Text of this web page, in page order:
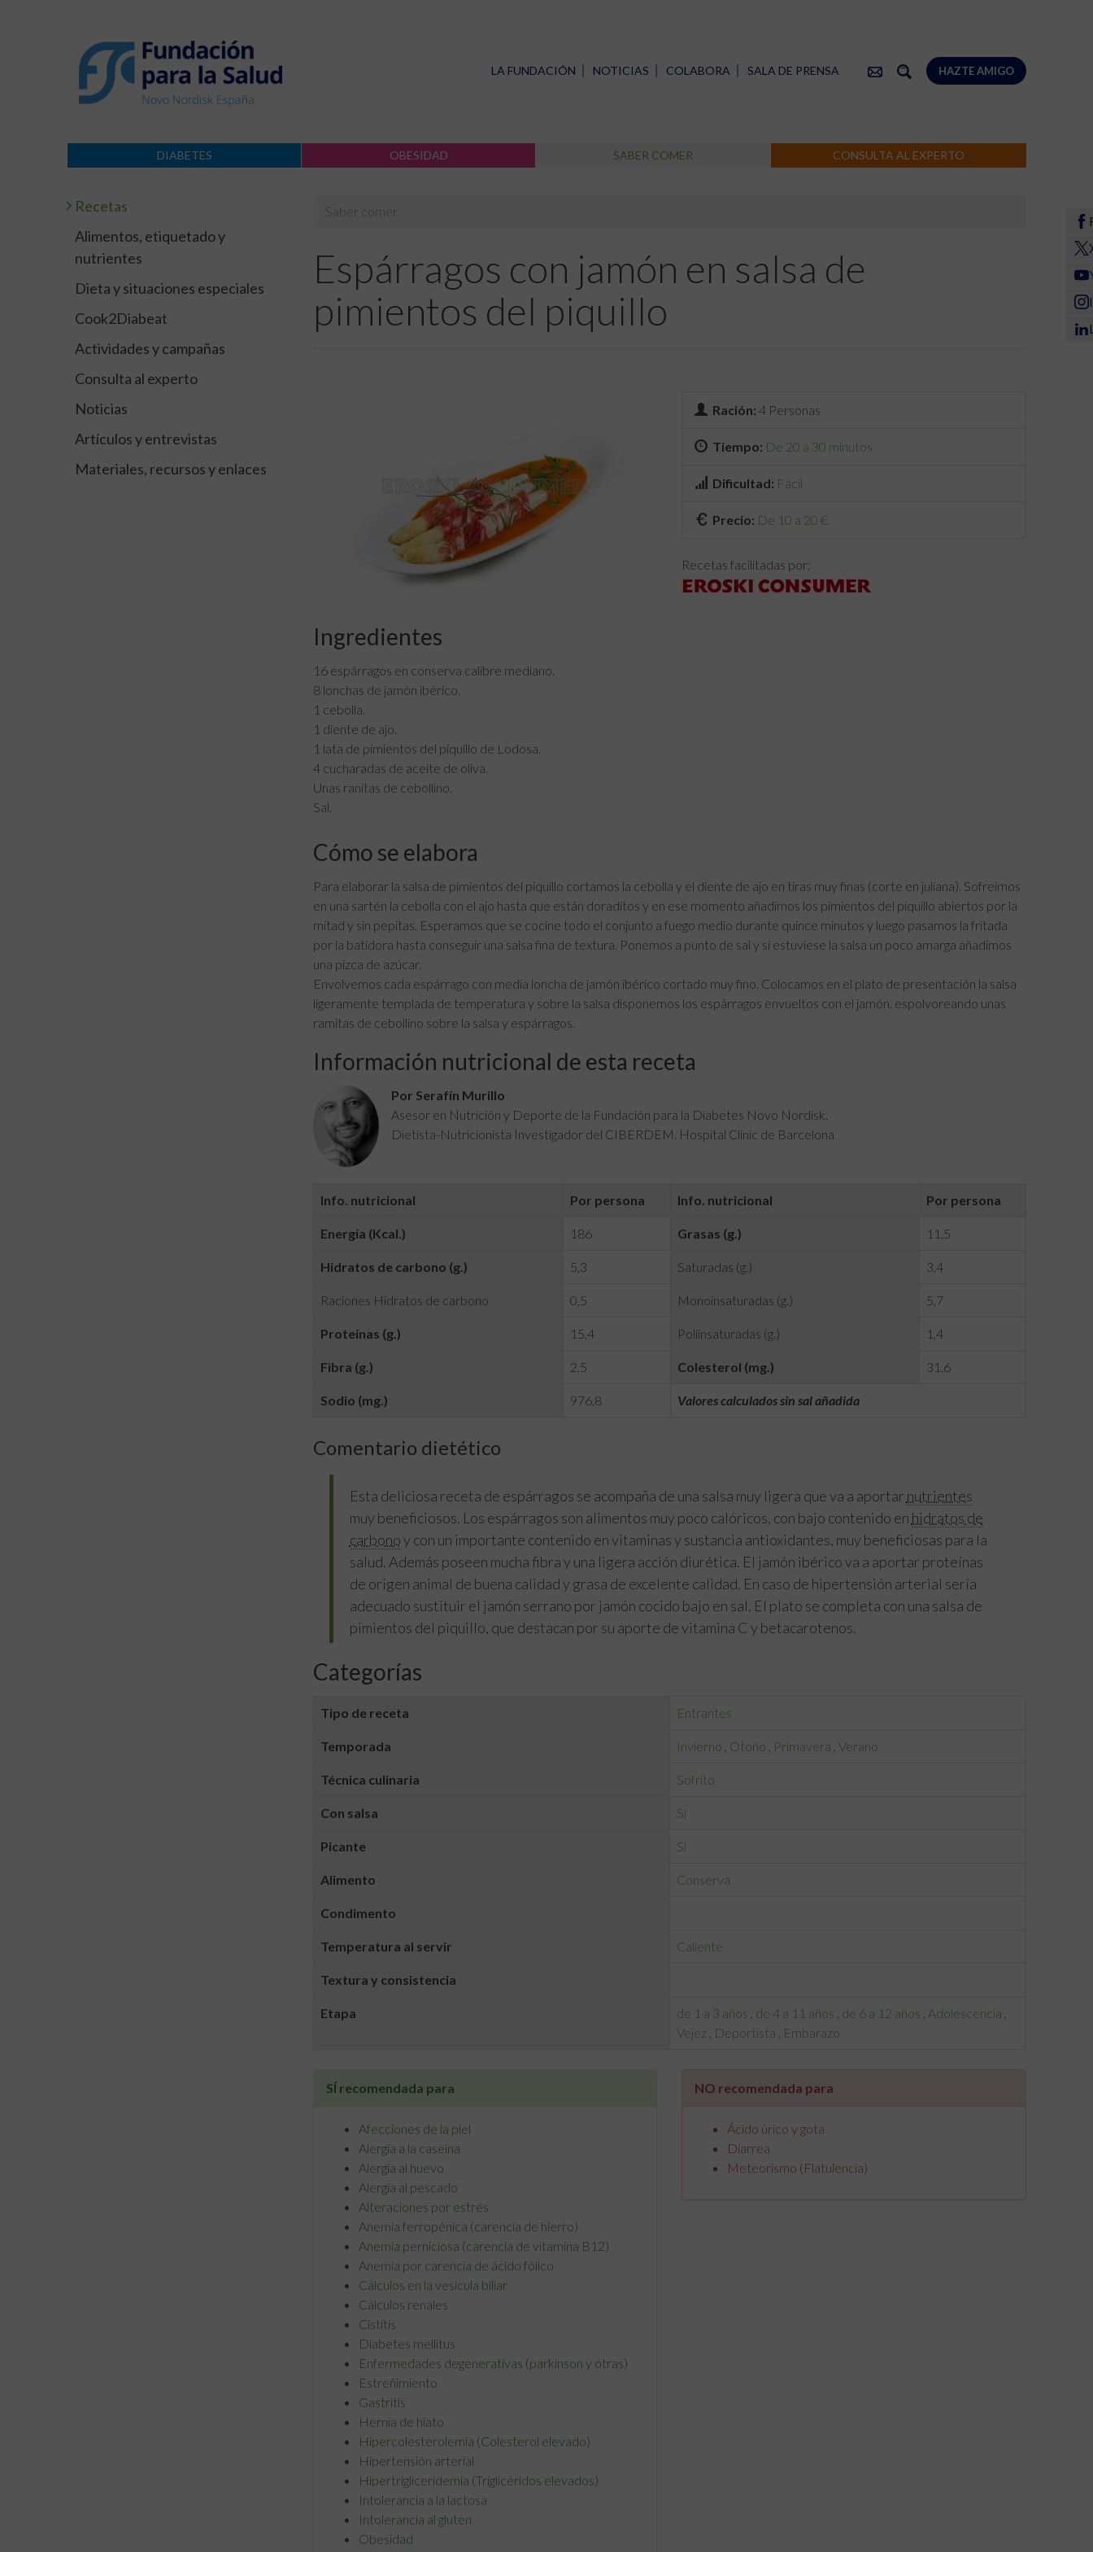
HAZTE AMIGO
LA FUNDACIÓN NOTICIAS COLABORA SALA DE PRENSA
DIABETES OBESIDAD SABER COMER CONSULTA AL EXPERTO
Recetas
Alimentos, etiquetado y
nutrientes
Dieta y situaciones especiales
Cook2Diabeat
Actividades y campañas
Consulta al experto
Noticias
Artículos y entrevistas
Materiales, recursos y enlaces
Saber comer
Espárragos con jamón en salsa de
pimientos del piquillo
Ingredientes
16 espárragos en conserva calibre mediano.
8 lonchas de jamón ibérico.
1 cebolla.
1 diente de ajo.
1 lata de pimientos del piquillo de Lodosa.
4 cucharadas de aceite de oliva.
Unas ranitas de cebollino.
Sal.
Ración:4 Personas
Tiempo: De 20 a 30 minutos
Dificultad: Fácil
Precio: De 10 a 20 €
Recetas facilitadas por:
Cómo se elabora
Para elaborar la salsa de pimientos del piquillo cortamos la cebolla y el diente de ajo en tiras muy finas (corte en juliana). Sofreímos
en una sartén la cebolla con el ajo hasta que están doraditos y en ese momento añadimos los pimientos del piquillo abiertos por la
mitad y sin pepitas. Esperamos que se cocine todo el conjunto a fuego medio durante quince minutos y luego pasamos la fritada
por la batidora hasta conseguir una salsa fina de textura. Ponemos a punto de sal y si estuviese la salsa un poco amarga añadimos
una pizca de azúcar.
Envolvemos cada espárrago con media loncha de jamón ibérico cortado muy fino. Colocamos en el plato de presentación la salsa
ligeramente templada de temperatura y sobre la salsa disponemos los espárragos envueltos con el jamón, espolvoreando unas
ramitas de cebollino sobre la salsa y espárragos.
Información nutricional de esta receta
Por Serafín Murillo
Asesor en Nutrición y Deporte de la Fundación para la Diabetes Novo Nordisk.
Dietista-Nutricionista Investigador del CIBERDEM. Hospital Clínic de Barcelona
Info. nutricional Por persona Info. nutricional Por persona
Energía (Kcal.) 186 Grasas (g.) 11,5
Hidratos de carbono (g.) 5,3 Saturadas (g.) 3,4
Raciones Hidratos de carbono 0,5 Monoinsaturadas (g.) 5,7
Proteínas (g.) 15,4 Poliinsaturadas (g.) 1,4
Fibra (g.) 2,5 Colesterol (mg.) 31,6
Sodio (mg.) 976,8 Valores calculados sin sal añadida
Comentario dietético
Esta deliciosa receta de espárragos se acompaña de una salsa muy ligera que va a aportar nutrientes
muy beneficiosos. Los espárragos son alimentos muy poco calóricos, con bajo contenido en hidratos de
carbonoy con un importante contenido en vitaminas y sustancia antioxidantes, muy beneficiosas para la
salud. Además poseen mucha fibra y una ligera acción diurética. El jamón ibérico va a aportar proteínas
de origen animal de buena calidad y grasa de excelente calidad. En caso de hipertensión arterial sería
adecuado sustituir el jamón serrano por jamón cocido bajo en sal. El plato se completa con una salsa de
pimientos del piquillo, que destacan por su aporte de vitamina C y betacarotenos.
Categorías
Tipo de receta Entrantes
Temporada Invierno Otoño Primavera Verano
Técnica culinaria Sofrito
Con salsa Sí
Picante Sí
Alimento Conserva
Condimento
Temperatura al servir Caliente
Textura y consistencia
Etapa de 1 a 3 años de 4 a 11 años de 6 a 12 años Adolescencia
Vejez, Deportista Embarazo
SÍ recomendada para
Afecciones de la piel
Alergia a la caseína
Alergia al huevo
Alergia al pescado
Alteraciones por estrés
Anemia ferropénica (carencia de hierro)
Anemia perniciosa (carencia de vitamina B12)
Anemia por carencia de ácido fólico
Cálculos en la vesícula biliar
Cálculos renales
Cistitis
Diabetes mellitus
Enfermedades degenerativas (parkinson y otras)
Estreñimiento
Gastritis
Hernia de hiato
Hipercolesterolemia (Colesterol elevado)
Hipertensión arterial
Hipertrigliceridemia (Triglicéridos elevados)
Intolerancia a la lactosa
Intolerancia al gluten
Obesidad
NO recomendada para
Ácido úrico y gota
Diarrea
Meteorismo (Flatulencia)